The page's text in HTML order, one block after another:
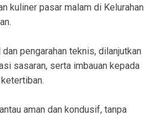
kuliner pasar malam di Kelurahan
pengarahan teknis, dilanjutkan
sasaran, serta imbauan kepada
aman dan kondusif, tanpa